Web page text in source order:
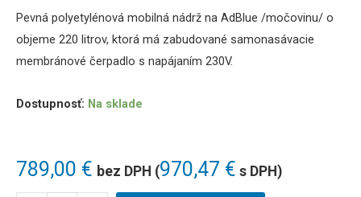
789,00 € bez DPH (970,47 € s DPH)
Pevná polyetylénová mobilná nádrž na AdBlue /močovinu/ o
objeme 220 litrov, ktorá má zabudované samonasávacie
membránové čerpadlo s napájaním 230V.
Dostupnosť: Na sklade